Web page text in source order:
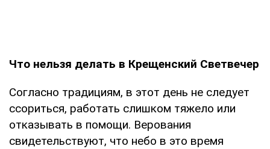
Что нельзя делать в Крещенский Светвечер
Согласно традициям, в этот день не следует
ссориться, работать слишком тяжело или
отказывать в помощи. Верования
свидетельствуют, что небо в это время